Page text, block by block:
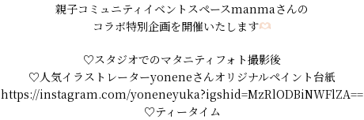
親子コミュニティイベントスペースmanmaさんの
コラボ特別企画を開催いたします
♡スタジオでのマタニティフォト撮影後
♡人気イラストレーターyoneneさんオリジナルペイント台紙
https://instagram.com/yoneneyuka?igshid=MzRlODBiNWFlZA==
♡ティータイム